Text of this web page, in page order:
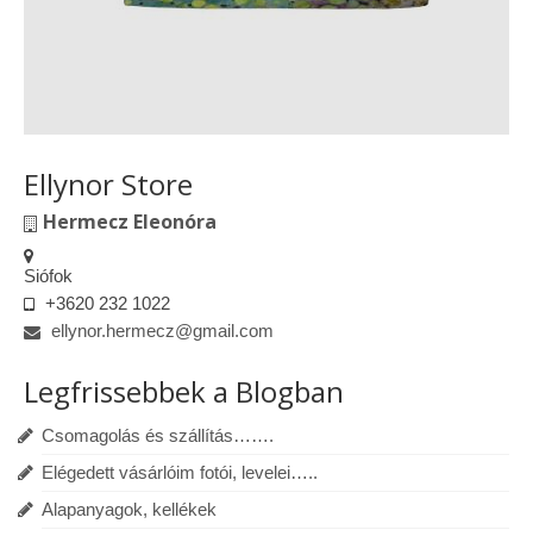
Ellynor Store
Hermecz Eleonóra
Siófok
+3620 232 1022
ellynor.hermecz@gmail.com
Legfrissebbek a Blogban
Csomagolás és szállítás…….
Elégedett vásárlóim fotói, levelei…..
Alapanyagok, kellékek